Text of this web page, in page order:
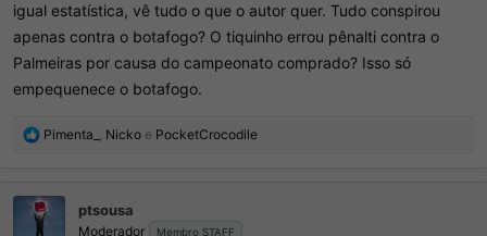
igual estatística, vê tudo o que o autor quer. Tudo conspirou
apenas contra o botafogo? O tiquinho errou pênalti contra o
Palmeiras por causa do campeonato comprado? Isso só
empequenece o botafogo.
R
ç
õ
e
Pimenta_ , Nicko e PocketCrocodile
ptsousa
Moderador Membro STAFF